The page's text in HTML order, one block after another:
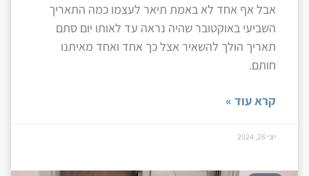
אבל אף אחד לא באמת תיאר לעצמו כמה התאריך
השביעי באוקטובר שהיה נראה עד לאותו יום סתם
תאריך הולך להשאיר אצל כך אחד ואחד מאיתנו
חותם.
קרא עוד »
יוני 26, 2024